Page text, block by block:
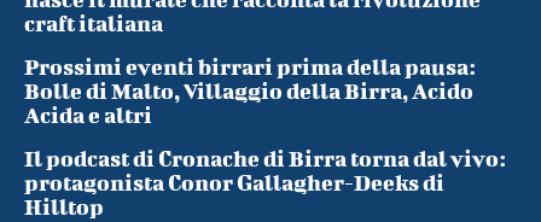
craft italiana
Prossimi eventi birrari prima della pausa:
Bolle di Malto, Villaggio della Birra, Acido
Acida e altri
Il podcast di Cronache di Birra torna dal vivo:
protagonista Conor Gallagher-Deeks di
Hilltop